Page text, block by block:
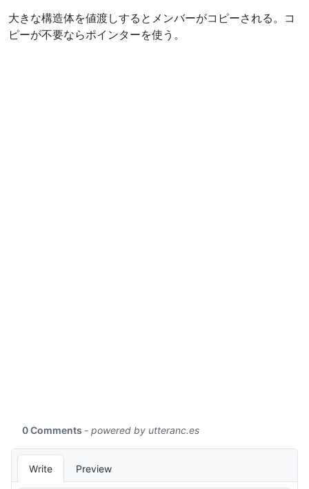
大きな構造体を値渡しするとメンバーがコピーされる。コ
ピーが不要ならポインターを使う。